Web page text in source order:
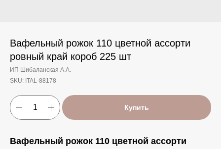
Вафельный рожок 110 цветной ассорти
ровный край короб 225 шт
ИП Шибаланская А.А.
SKU: ITAL-88178
Купить
Вафельный рожок 110 цветной ассорти